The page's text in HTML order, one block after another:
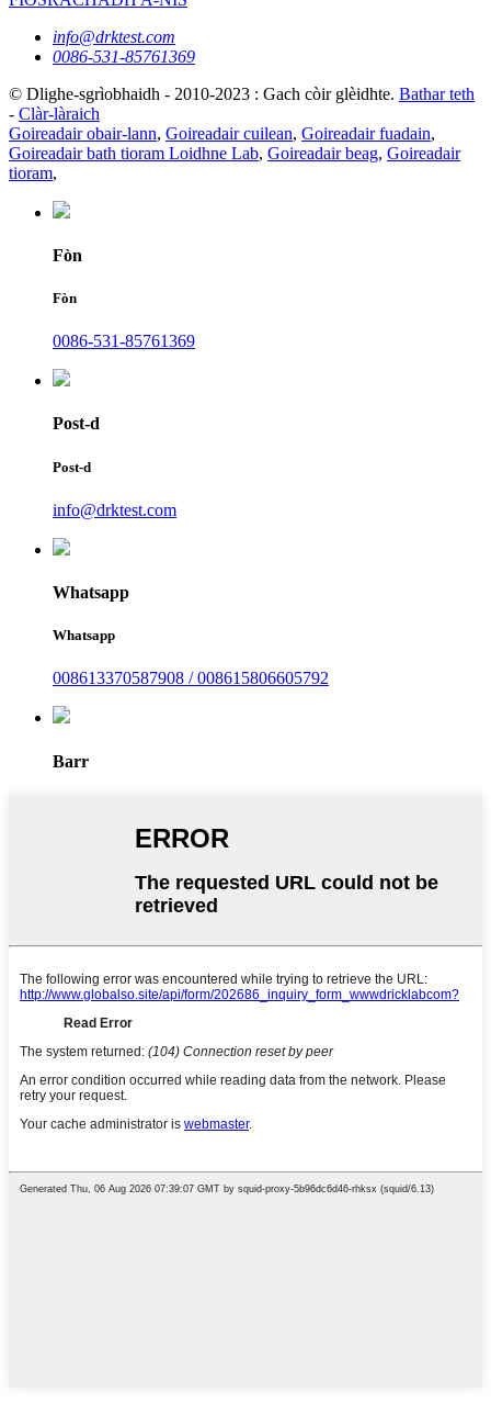
info@drktest.com
0086-531-85761369
© Dlighe-sgrìobhaidh - 2010-2023 : Gach còir glèidhte. Bathar teth
- Clàr-làraich
Goireadair obair-lann, Goireadair cuilean, Goireadair fuadain,
Goireadair bath tioram Loidhne Lab, Goireadair beag, Goireadair
tioram,
Fòn
Fòn
0086-531-85761369
Post-d
Post-d
info@drktest.com
Whatsapp
Whatsapp
008613370587908 / 008615806605792
Barr